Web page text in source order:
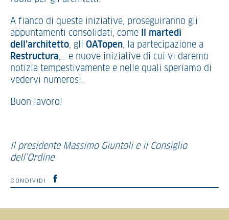
A fianco di queste iniziative, proseguiranno gli
appuntamenti consolidati, come
Il martedì
dell’architetto, gli OATopen, la partecipazione a
Restructura,… e nuove iniziative di cui vi daremo
notizia tempestivamente e nelle quali speriamo di
vedervi numerosi.
Buon lavoro!
Il presidente Massimo Giuntoli e il Consiglio
dell’Ordine
CONDIVIDI